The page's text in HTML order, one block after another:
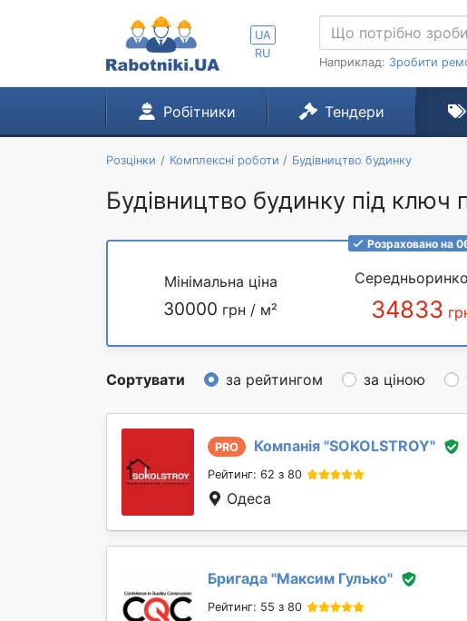
UA
RU
Наприклад: Зробити
Робітники Тендери
Розцінки Комплексні роботи Будівництво будинку
Будівництво будинку під ключ
Розраховано на
Мінімальна ціна
30000 грн / м² 34833
Сортувати за рейтингом за ціною
PRO Компанія "SOKOLSTROY"
Рейтинг: 62 з 80
Одеса
Бригада "Максим Гулько"
Рейтинг: 55 з 80